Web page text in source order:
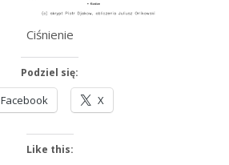
Ciśnienie
Podziel się:
Facebook X
Like this: